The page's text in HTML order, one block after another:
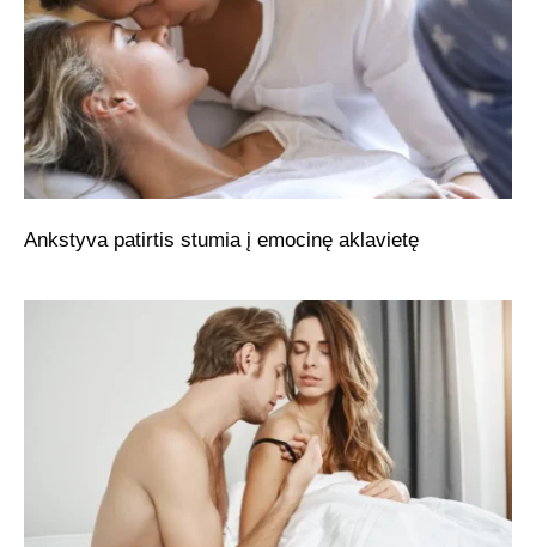
Ankstyva patirtis stumia į emocinę aklavietę